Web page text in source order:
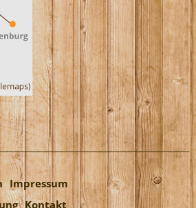
Impressum
Kontakt